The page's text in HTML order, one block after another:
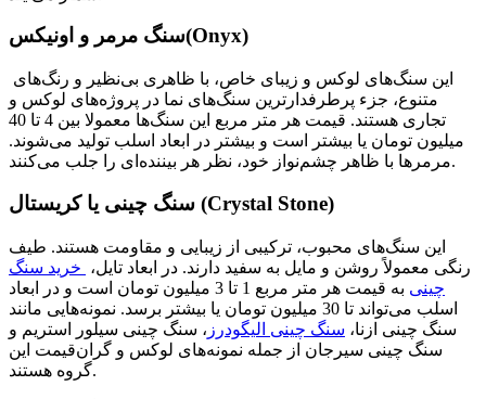
سنگ مرمر و اونیکس(Onyx)
متنوع، جزء پرطرفدارترین سنگ‌های نما در پروژه‌های لوکس و
تجاری هستند. قیمت هر متر مربع این سنگ‌ها معمولا بین 4 تا 40
میلیون تومان یا بیشتر است و بیشتر در ابعاد اسلب تولید می‌شوند.
مرمرها با ظاهر چشم‌نواز خود، نظر هر بیننده‌ای را جلب می‌کنند.
سنگ چینی یا کریستال (Crystal Stone)
این سنگ‌های محبوب، ترکیبی از زیبایی و مقاومت هستند. طیف
رنگی معمولاً روشن و مایل به سفید دارند. در ابعاد تایل، خرید سنگ
چینی
به قیمت هر متر مربع 1 تا 3 میلیون تومان است و در ابعاد
اسلب می‌تواند تا 30 میلیون تومان یا بیشتر برسد. نمونه‌هایی مانند
سنگ چینی ازنا، سنگ چینی الیگودرز ، سنگ چینی سیلور استریم و
سنگ چینی سیرجان از جمله نمونه‌های لوکس و گران‌قیمت این
گروه هستند.